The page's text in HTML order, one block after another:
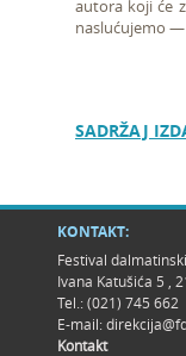
autora koji će
naslućujemo
SADRŽAJ
KONTAKT:
Festival
Ivana Katušića 5 ,
Tel.: (021) 745 662
E-mail:
Kontakt